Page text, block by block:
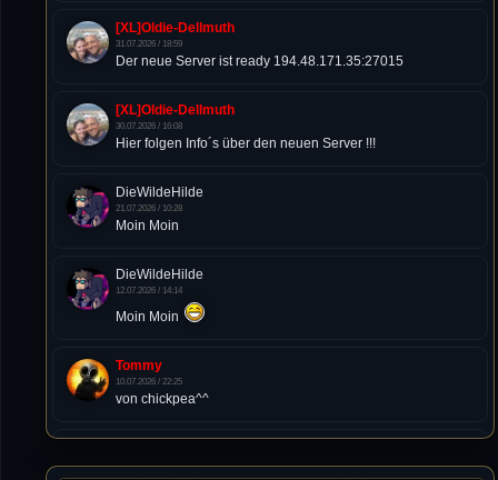
[XL]Oldie-Dellmuth
31.07.2026 / 18:59
Der neue Server ist ready 194.48.171.35:27015
[XL]Oldie-Dellmuth
30.07.2026 / 16:08
Hier folgen Info´s über den neuen Server !!!
DieWildeHilde
21.07.2026 / 10:28
Moin Moin
DieWildeHilde
12.07.2026 / 14:14
Moin Moin
Tommy
10.07.2026 / 22:25
von chickpea^^